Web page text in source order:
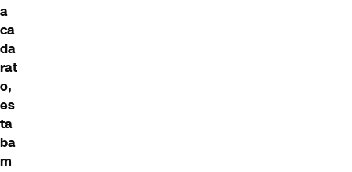
a
ca
da
rat
o,
es
ta
ba
m